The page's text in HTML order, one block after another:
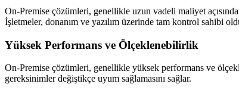
On-Premise çözümleri, genellikle uzun vadeli maliyet
İşletmeler, donanım ve yazılım üzerinde tam kontrol sahibi
Yüksek Performans ve Ölçeklenebilirlik
On-Premise çözümleri, genellikle yüksek performans ve
gereksinimler değiştikçe uyum sağlamasını sağlar.